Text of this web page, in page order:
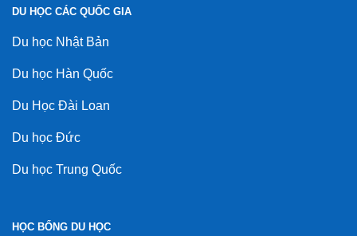
DU HỌC CÁC QUỐC GIA
Du học Nhật Bản
Du học Hàn Quốc
Du Học Đài Loan
Du học Đức
Du học Trung Quốc
HỌC BỔNG DU HỌC